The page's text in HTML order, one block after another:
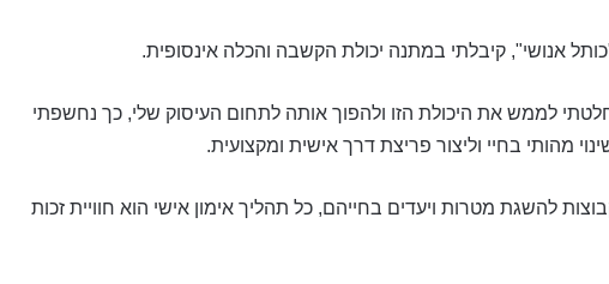
אנושי", קיבלתי במתנה יכולת הקשבה והכלה אינסופית.
החלטתי לממש את היכולת הזו ולהפוך אותה לתחום העיסוק שלי, כך נחשפתי
מהותי בחיי וליצור פריצת דרך אישית ומקצועית.
להשגת מטרות ויעדים בחייהם, כל תהליך אימון אישי הוא חוויית זכות